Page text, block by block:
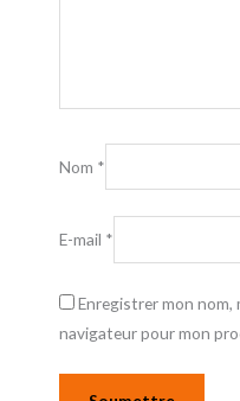
Nom *
E-mail *
Enregistrer mon nom,
navigateur pour mon